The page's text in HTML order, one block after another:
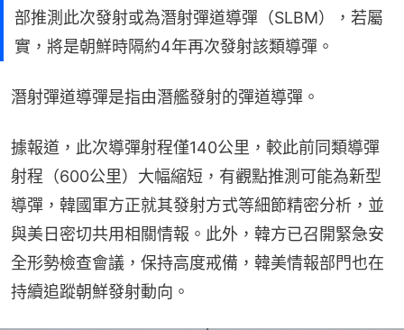
部推測此次發射或為潛射彈道導彈（SLBM），若屬
實，將是朝鮮時隔約4年再次發射該類導彈。
潛射彈道導彈是指由潛艦發射的彈道導彈。
據報道，此次導彈射程僅140公里，較此前同類導彈
射程（600公里）大幅縮短，有觀點推測可能為新型
導彈，韓國軍方正就其發射方式等細節精密分析，並
與美日密切共用相關情報。此外，韓方已召開緊急安
全形勢檢查會議，保持高度戒備，韓美情報部門也在
持續追蹤朝鮮發射動向。